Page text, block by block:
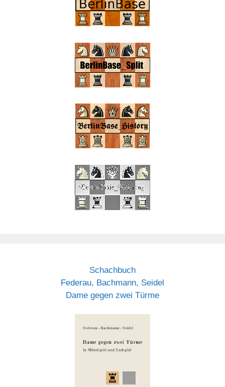
Schachbuch
Federau, Bachmann, Seidel
Dame gegen zwei Türme